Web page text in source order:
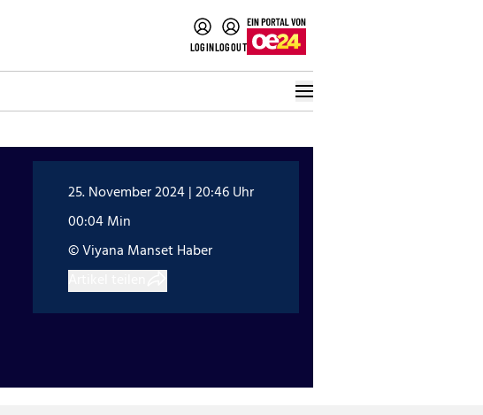
LOGINLOGOUT
25. November 2024 | 20:46 Uhr
00:04 Min
© Viyana Manset Haber